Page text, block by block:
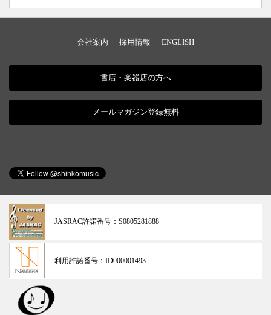
会社案内 | 採用情報 | ENGLISH
書店・楽器店の方へ
メールマガジン登録無料
JASRAC許諾番号： S0805281888
利用許諾番号： ID000001493